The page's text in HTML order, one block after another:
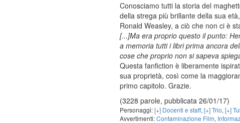
Conosciamo tutti la storia del
della strega più brillante della sua
Ronald Weasley, a ciò che non ci è
[...]Ma era proprio questo il punto:
a memoria tutti i libri prima ancora
cose che proprio non si sapeva
Questa fanfiction è liberamente
sua proprietà, così come la
primo capitolo. Grazie.
(3228 parole, pubblicata 26/01/17)
Personaggi:[+] Docenti e staff, [+] Trio, [+]
Avvertimenti:Contaminazione Film,